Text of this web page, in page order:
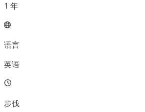
1 年
语言
英语
步伐